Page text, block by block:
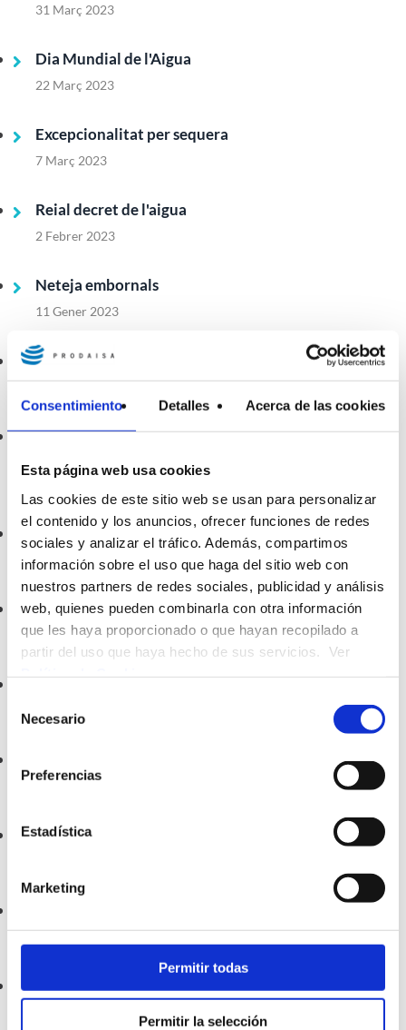
Consentimiento Detalles Acerca de las cookies
Esta página web usa cookies
Las cookies de este sitio web se usan para personalizar
el contenido y los anuncios, ofrecer funciones de redes
sociales y analizar el tráfico. Además, compartimos
información sobre el uso que haga del sitio web con
nuestros partners de redes sociales, publicidad y análisis
web, quienes pueden combinarla con otra información
que les haya proporcionado o que hayan recopilado a
partir del uso que haya hecho de sus servicios. Ver
Necesario
Preferencias
Estadística
Marketing
Permitir todas
Permitir la selección
31 Març 2023
Dia Mundial de l'Aigua
22 Març 2023
Excepcionalitat per sequera
7 Març 2023
Reial decret de l'aigua
2 Febrer 2023
Neteja embornals
11 Gener 2023
Pla director d’abastament d’aigua potable
2 Desembre 2022
Publicació del llibre: “La cultura de l’aigua a la Vall
Sistema d'Alerta Primerenca d'Inundació
24 Octubre 2022
Obra pública a Fornells de la Selva
28 Setembre 2022
Alerta hidrològica
31 Agost 2022
30 Agost 2022
Assessorament dels sistemes de depuració
30 Juny 2022